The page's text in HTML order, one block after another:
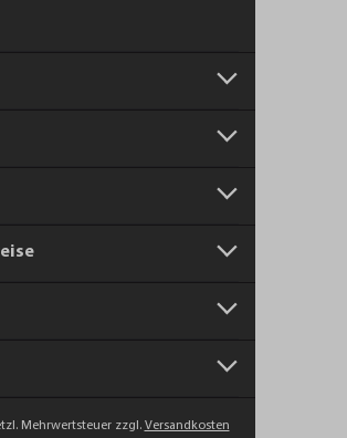
Mehrwertsteuer zzgl. Versandkosten